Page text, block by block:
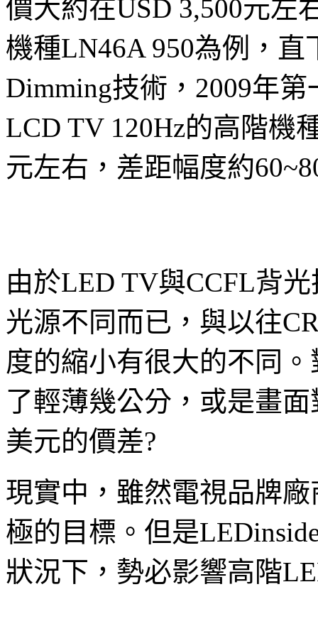
價大約在USD 3,500元左
機種LN46A 950為例，
Dimming技術，2009年
LCD TV 120Hz的高階機
元左右，差距幅度約
由於LED TV與CCFL背
光源不同而已，與以往
度的縮小有很大的不同
了輕薄幾公分，或是畫
美元的價差?
現實中，雖然電視品牌
極的目標。但是
狀況下，勢必影響高階